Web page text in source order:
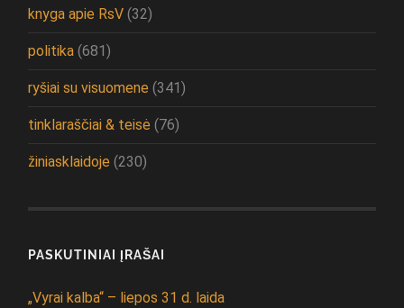
knyga apie RsV (32)
politika (681)
ryšiai su visuomene (341)
tinklaraščiai & teisė (76)
žiniasklaidoje (230)
PASKUTINIAI ĮRAŠAI
„Vyrai kalba“ – liepos 31 d. laida